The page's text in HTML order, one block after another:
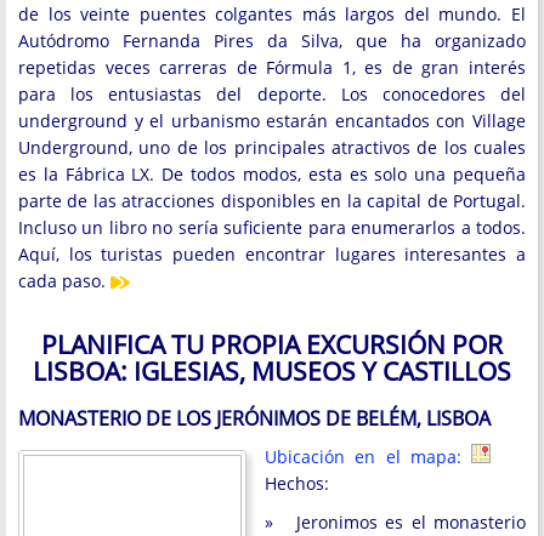
de los veinte puentes colgantes más largos del mundo. El
Autódromo Fernanda Pires da Silva, que ha organizado
repetidas veces carreras de Fórmula 1, es de gran interés
para los entusiastas del deporte. Los conocedores del
underground y el urbanismo estarán encantados con Village
Underground, uno de los principales atractivos de los cuales
es la Fábrica LX. De todos modos, esta es solo una pequeña
parte de las atracciones disponibles en la capital de Portugal.
Incluso un libro no sería suficiente para enumerarlos a todos.
Aquí, los turistas pueden encontrar lugares interesantes a
cada paso.
PLANIFICA TU PROPIA EXCURSIÓN POR
LISBOA: IGLESIAS, MUSEOS Y CASTILLOS
MONASTERIO DE LOS JERÓNIMOS DE BELÉM, LISBOA
Ubicación en el mapa:
Hechos:
» Jeronimos es el monasterio